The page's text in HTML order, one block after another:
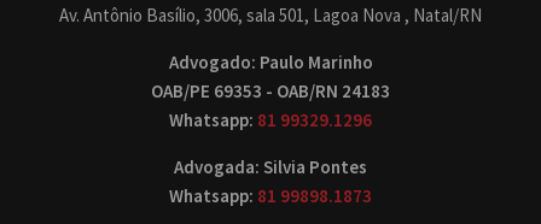
Av. Antônio Basílio, 3006, sala 501, Lagoa Nova , Natal/RN
Advogado: Paulo Marinho
OAB/PE 69353 - OAB/RN 24183
Whatsapp: 81 99329.1296
Advogada: Silvia Pontes
Whatsapp: 81 99898.1873